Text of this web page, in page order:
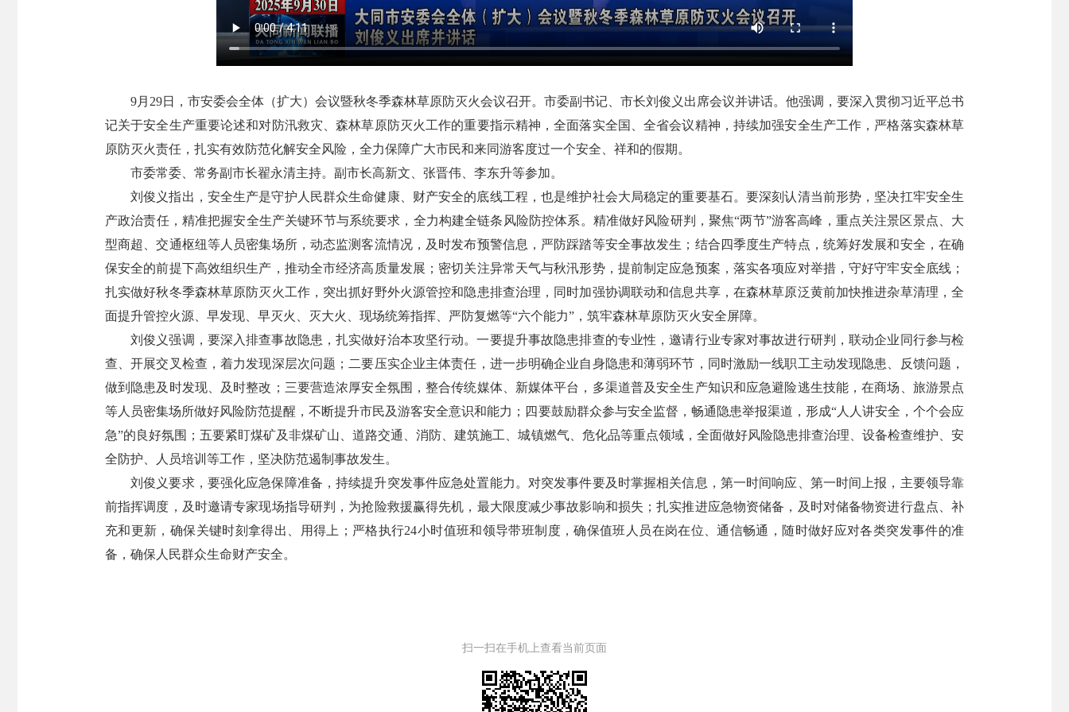
9月29日，市安委会全体（扩大）会议暨秋冬季森林草原防灭火会议召开。市委副书记、市长刘俊义出席会议并讲话。他强调，要深入贯彻习近平总书
记关于安全生产重要论述和对防汛救灾、森林草原防灭火工作的重要指示精神，全面落实全国、全省会议精神，持续加强安全生产工作，严格落实森林草
原防灭火责任，扎实有效防范化解安全风险，全力保障广大市民和来同游客度过一个安全、祥和的假期。
市委常委、常务副市长翟永清主持。副市长高新文、张晋伟、李东升等参加。
刘俊义指出，安全生产是守护人民群众生命健康、财产安全的底线工程，也是维护社会大局稳定的重要基石。要深刻认清当前形势，坚决扛牢安全生
产政治责任，精准把握安全生产关键环节与系统要求，全力构建全链条风险防控体系。精准做好风险研判，聚焦“两节”游客高峰，重点关注景区景点、大
型商超、交通枢纽等人员密集场所，动态监测客流情况，及时发布预警信息，严防踩踏等安全事故发生；结合四季度生产特点，统筹好发展和安全，在确
保安全的前提下高效组织生产，推动全市经济高质量发展；密切关注异常天气与秋汛形势，提前制定应急预案，落实各项应对举措，守好守牢安全底线；
扎实做好秋冬季森林草原防灭火工作，突出抓好野外火源管控和隐患排查治理，同时加强协调联动和信息共享，在森林草原泛黄前加快推进杂草清理，全
面提升管控火源、早发现、早灭火、灭大火、现场统筹指挥、严防复燃等“六个能力”，筑牢森林草原防灭火安全屏障。
刘俊义强调，要深入排查事故隐患，扎实做好治本攻坚行动。一要提升事故隐患排查的专业性，邀请行业专家对事故进行研判，联动企业同行参与检
查、开展交叉检查，着力发现深层次问题；二要压实企业主体责任，进一步明确企业自身隐患和薄弱环节，同时激励一线职工主动发现隐患、反馈问题，
做到隐患及时发现、及时整改；三要营造浓厚安全氛围，整合传统媒体、新媒体平台，多渠道普及安全生产知识和应急避险逃生技能，在商场、旅游景点
等人员密集场所做好风险防范提醒，不断提升市民及游客安全意识和能力；四要鼓励群众参与安全监督，畅通隐患举报渠道，形成“人人讲安全，个个会应
急”的良好氛围；五要紧盯煤矿及非煤矿山、道路交通、消防、建筑施工、城镇燃气、危化品等重点领域，全面做好风险隐患排查治理、设备检查维护、安
全防护、人员培训等工作，坚决防范遏制事故发生。
刘俊义要求，要强化应急保障准备，持续提升突发事件应急处置能力。对突发事件要及时掌握相关信息，第一时间响应、第一时间上报，主要领导靠
前指挥调度，及时邀请专家现场指导研判，为抢险救援赢得先机，最大限度减少事故影响和损失；扎实推进应急物资储备，及时对储备物资进行盘点、补
充和更新，确保关键时刻拿得出、用得上；严格执行24小时值班和领导带班制度，确保值班人员在岗在位、通信畅通，随时做好应对各类突发事件的准
备，确保人民群众生命财产安全。
扫一扫在手机上查看当前页面